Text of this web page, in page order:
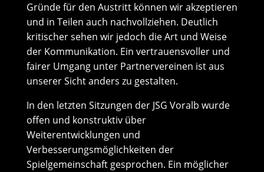
Gründe für den Austritt können wir akzeptieren
und in Teilen auch nachvollziehen. Deutlich
kritischer sehen wir jedoch die Art und Weise
der Kommunikation. Ein vertrauensvoller und
fairer Umgang unter Partnervereinen ist aus
unserer Sicht anders zu gestalten.
In den letzten Sitzungen der JSG Voralb wurde
offen und konstruktiv über
Weiterentwicklungen und
Verbesserungsmöglichkeiten der
Spielgemeinschaft gesprochen. Ein möglicher